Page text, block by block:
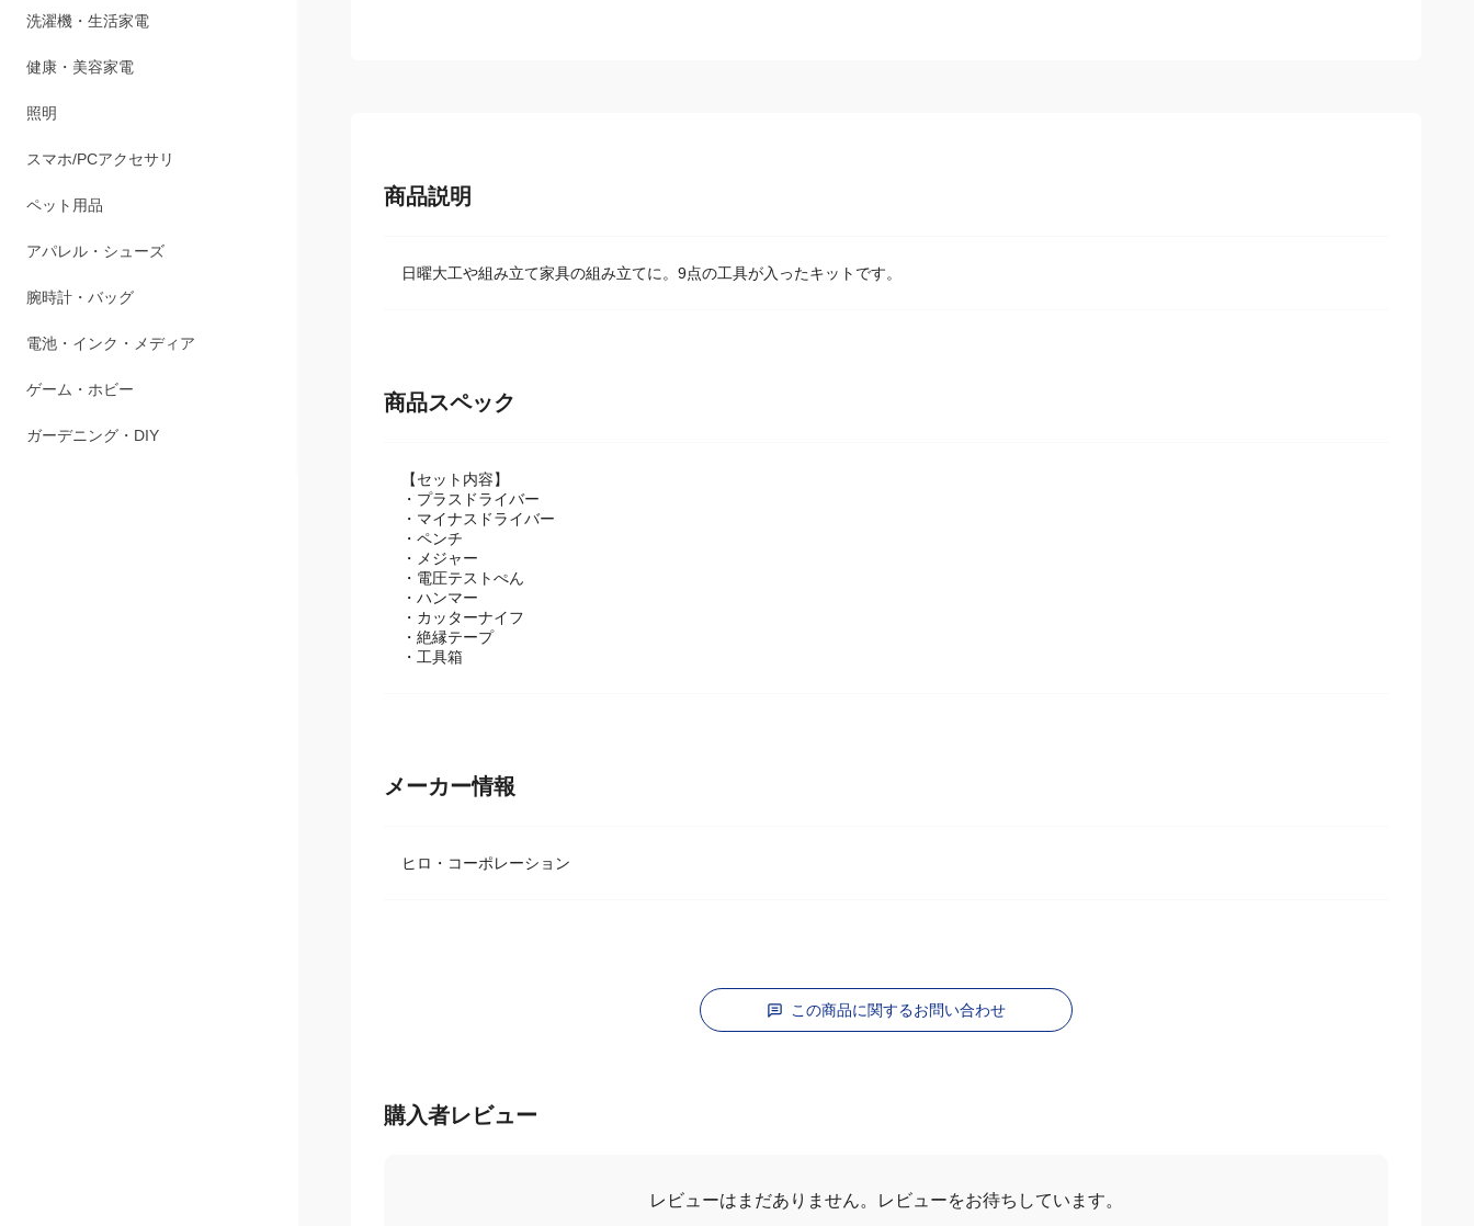
洗濯機・生活家電
健康・美容家電
照明
スマホ/PCアクセサリ
ペット用品
アパレル・シューズ
腕時計・バッグ
電池・インク・メディア
ゲーム・ホビー
ガーデニング・DIY
商品説明
日曜大工や組み立て家具の組み立てに。9点の工具が入ったキットです。
商品スペック
【セット内容】
・プラスドライバー
・マイナスドライバー
・ペンチ
・メジャー
・電圧テストぺん
・ハンマー
・カッターナイフ
・絶縁テープ
・工具箱
メーカー情報
ヒロ・コーポレーション
この商品に関するお問い合わせ
購入者レビュー
レビューはまだありません。 レビューをお待ちしています。